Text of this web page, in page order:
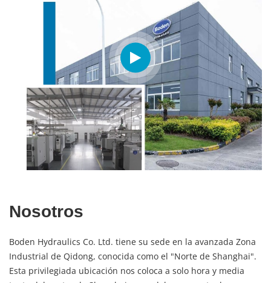
Industrial de Qidong, conocida como el "Norte de Shanghai".
Esta privilegiada ubicación nos coloca a solo hora y media
tanto del centro de Shanghai como del aeropuerto de